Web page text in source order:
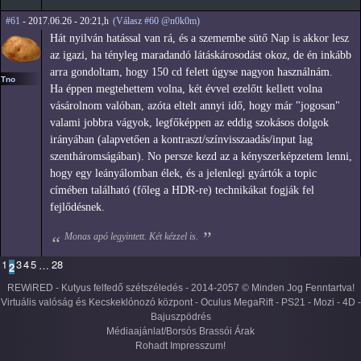
#61 - 2017.06.26 - 20:21,h (Válasz #60 @n0k0m)
Tno
Hát nyilván hatással van rá, és a szemembe sütő Nap is akkor lesz
az igazi, ha tényleg maradandó látáskárosodást okoz, de én inkább
arra gondoltam, hogy 150 cd felett úgyse nagyon használnám.
Ha éppen megtehettem volna, két évvel ezelőtt kellett volna
vásárolnom valóban, azóta eltelt annyi idő, hogy már "jogosan"
valami jobbra vágyok, legfőképpen az eddig szokásos dolgok
irányában (alapvetően a kontraszt/színvisszaadás/input lag
szentháromságában). No persze kezd az a kényszerképzetem lenni,
hogy egy leányálomban élek, és a jelenlegi gyártók a topic
címében található (főleg a HDR-re) technikákat fogják fel
fejlődésnek.
Monas apó legyintett. Két kézzel is.
1 2345 … 28
REWiRED - Kutyus felfedő szétszéledés - 2014-2057 © Minden Jog Fenntartva!
Virtuális valóság és Kecskeklónozó központ - Oculus MegaRift - PS21 - Mozi - 4D -
Bajuszpödrés
Médiaajánlat/Borsós Brassói Árak
Rohadt Impresszum!